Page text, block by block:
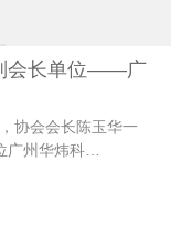
会长单位——广
协会会长陈玉华一
广州华炜科…